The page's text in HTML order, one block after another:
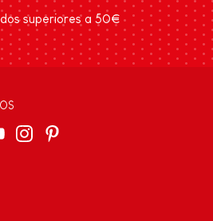
superiores a 50€